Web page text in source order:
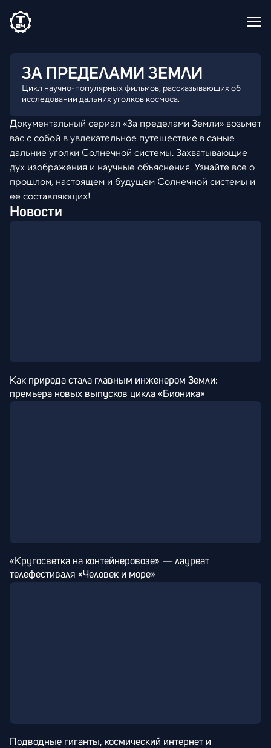
ЗА ПРЕДЕЛАМИ ЗЕМЛИ
Цикл научно-популярных фильмов, рассказывающих об
исследовании дальних уголков космоса.
Документальный сериал «За пределами Земли» возьмет
вас с собой в увлекательное путешествие в самые
дальние уголки Солнечной системы. Захватывающие
дух изображения и научные объяснения. Узнайте все о
прошлом, настоящем и будущем Солнечной системы и
ее составляющих!
Новости
Как природа стала главным инженером Земли:
премьера новых выпусков цикла «Бионика»
«Кругосветка на контейнеровозе» — лауреат
телефестиваля «Человек и море»
Подводные гиганты, космический интернет и